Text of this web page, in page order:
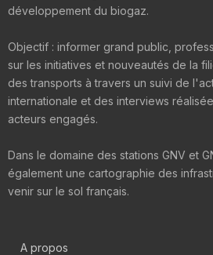
développement du biogaz.
Objectif : informer grand public,
sur les initiatives et nouveautés de la
des transports à travers un suivi de
internationale et des interviews
acteurs engagés.
Dans le domaine des stations GNV et
également une cartographie des
venir sur le sol français.
A propos